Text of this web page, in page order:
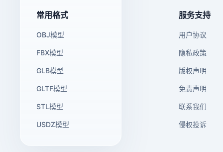
常用格式
OBJ模型
FBX模型
GLB模型
GLTF模型
STL模型
USDZ模型
服务支持
用户协议
隐私政策
版权声明
免责声明
联系我们
侵权投诉